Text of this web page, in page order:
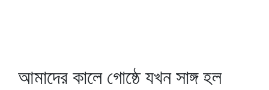
আমাদের কালে গোষ্ঠে যখন সাঙ্গ হল